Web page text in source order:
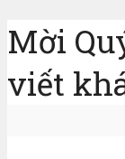
Mời
viết